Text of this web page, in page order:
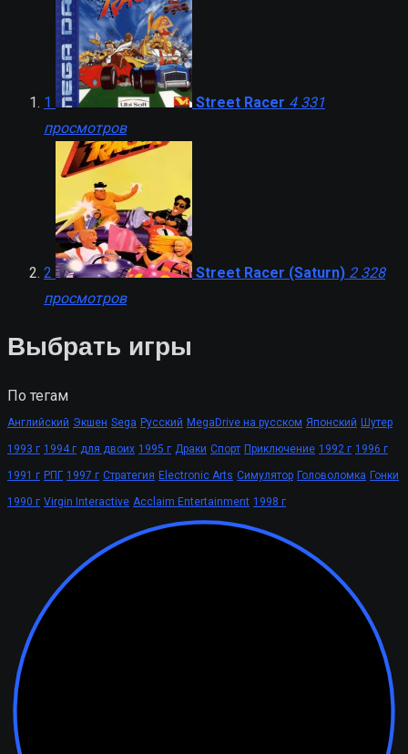
1 Street Racer 4 331
просмотров
2 Street Racer (Saturn) 2 328
просмотров
Выбрать игры
По тегам
Английский Экшен Sega Русский MegaDrive на русском Японский Шутер
1993 г 1994 г для двоих 1995 г Драки Спорт Приключение 1992 г 1996 г
1991 г РПГ 1997 г Стратегия Electronic Arts Симулятор Головоломка Гонки
1990 г Virgin Interactive Acclaim Entertainment 1998 г